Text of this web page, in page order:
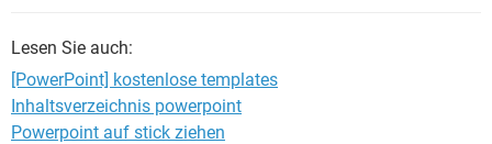
Lesen Sie auch:
[PowerPoint] kostenlose templates
Inhaltsverzeichnis powerpoint
Powerpoint auf stick ziehen